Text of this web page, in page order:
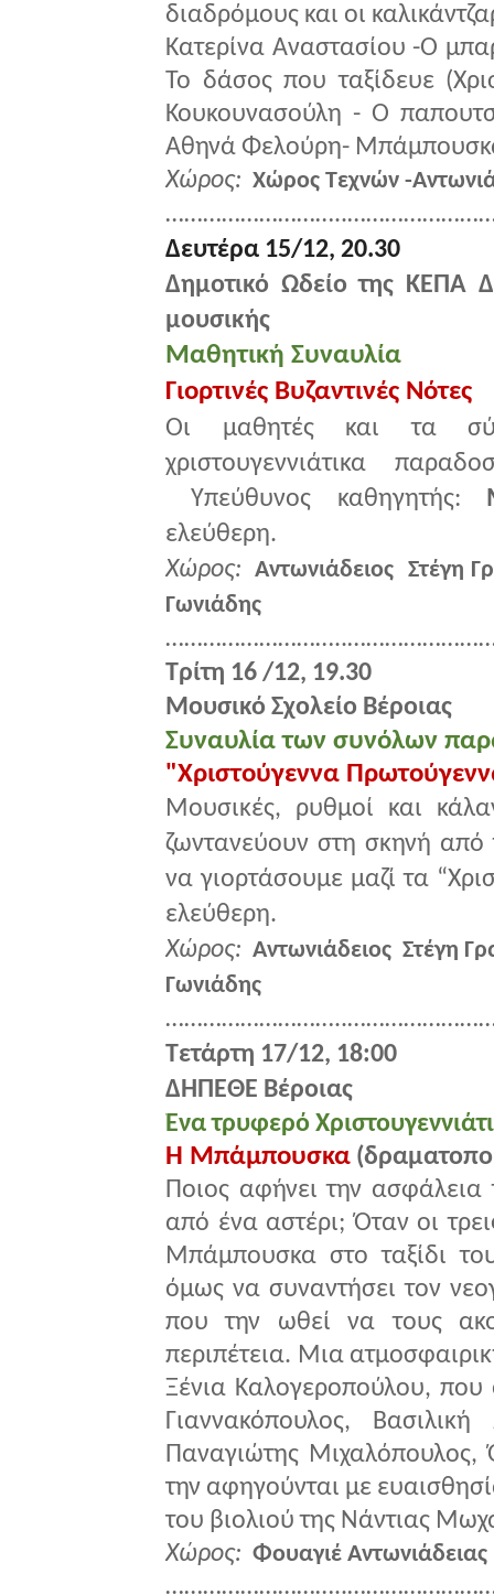
διαδρόμους και οι
Κατερίνα Αναστασίου -Ο
Το δάσος που ταξίδευε
Κουκουνασούλη - Ο
Αθηνά Φελούρη-
Χώρος: Χώρος Τεχνών -
Δευτέρα 15/12, 20.30
Δημοτικό Ωδείο της ΚΕΠΑ
μουσικής
Μαθητική Συναυλία
Γιορτινές Βυζαντινές Νότες
Οι μαθητές και τα
χριστουγεννιάτικα
Υπεύθυνος καθηγητής:
ελεύθερη.
Χώρος: Αντωνιάδειος Στέγη
Γωνιάδης
Τρίτη 16 /12, 19.30
Μουσικό Σχολείο Βέροιας
Συναυλία των συνόλων
"Χριστούγεννα
Μουσικές, ρυθμοί και
ζωντανεύουν στη σκηνή από
να γιορτάσουμε μαζί τα
ελεύθερη.
Χώρος: Αντωνιάδειος Στέγη
Γωνιάδης
Τετάρτη 17/12, 18:00
ΔΗΠΕΘΕ Βέροιας
Ένα τρυφερό
Η Μπάμπουσκα
Ποιος αφήνει την ασφάλεια
από ένα αστέρι; Όταν οι
Μπάμπουσκα στο ταξίδι
όμως να συναντήσει τον
που την ωθεί να τους
περιπέτεια. Μια
Ξένια Καλογεροπούλου,
Γιαννακόπουλος,
Παναγιώτης Μιχαλόπουλος,
την αφηγούνται με
του βιολιού της Νάντιας
Χώρος: Φουαγιέ